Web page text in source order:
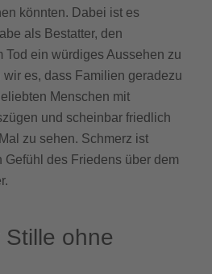
könnten. Dabei ist es
als Bestatter, den
Tod ein würdiges Aussehen zu
es, dass Familien geradezu
Menschen mit
und scheinbar friedlich
zu sehen. Schmerz ist
Gefühl des Friedens über dem
ohne